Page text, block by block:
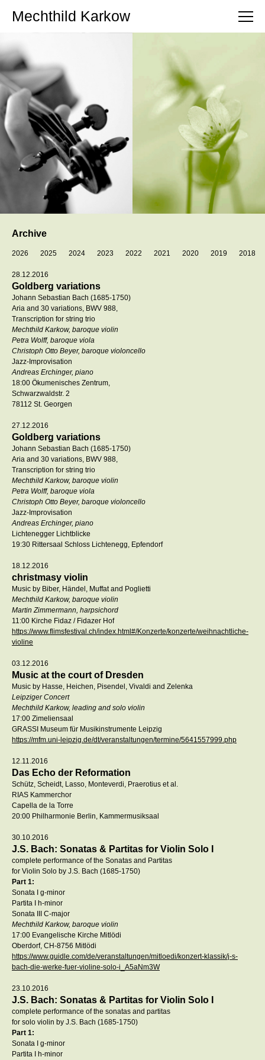
Mechthild Karkow
Archive
2026 2025 2024 2023 2022 2021 2020 2019 2018
28.12.2016
Goldberg variations
Johann Sebastian Bach (1685-1750)
Aria and 30 variations, BWV 988,
Transcription for string trio
Mechthild Karkow, baroque violin
Petra Wolff, baroque viola
Christoph Otto Beyer, baroque violoncello
Jazz-Improvisation
Andreas Erchinger, piano
18:00 Ökumenisches Zentrum,
Schwarzwaldstr. 2
78112 St. Georgen
27.12.2016
Goldberg variations
Johann Sebastian Bach (1685-1750)
Aria and 30 variations, BWV 988,
Transcription for string trio
Mechthild Karkow, baroque violin
Petra Wolff, baroque viola
Christoph Otto Beyer, baroque violoncello
Jazz-Improvisation
Andreas Erchinger, piano
Lichtenegger Lichtblicke
19:30 Rittersaal Schloss Lichtenegg, Epfendorf
18.12.2016
christmasy violin
Music by Biber, Händel, Muffat and Poglietti
Mechthild Karkow, baroque violin
Martin Zimmermann, harpsichord
11:00 Kirche Fidaz / Fidazer Hof
https://www.flimsfestival.ch/index.html#/Konzerte/konzerte/weihnachtliche-
violine
03.12.2016
Music at the court of Dresden
Music by Hasse, Heichen, Pisendel, Vivaldi and Zelenka
Leipziger Concert
Mechthild Karkow, leading and solo violin
17:00 Zimeliensaal
GRASSI Museum für Musikinstrumente Leipzig
https://mfm.uni-leipzig.de/dt/veranstaltungen/termine/5641557999.php
12.11.2016
Das Echo der Reformation
Schütz, Scheidt, Lasso, Monteverdi, Praerotius et al.
RIAS Kammerchor
Capella de la Torre
20:00 Philharmonie Berlin, Kammermusiksaal
30.10.2016
J.S. Bach: Sonatas & Partitas for Violin Solo I
complete performance of the Sonatas and Partitas
for Violin Solo by J.S. Bach (1685-1750)
Part 1:
Sonata I g-minor
Partita I h-minor
Sonata III C-major
Mechthild Karkow, baroque violin
17:00 Evangelische Kirche Mitlödi
Oberdorf, CH-8756 Mitlödi
https://www.guidle.com/de/veranstaltungen/mitloedi/konzert-klassik/j-s-
bach-die-werke-fuer-violine-solo-i_A5aNm3W
23.10.2016
J.S. Bach: Sonatas & Partitas for Violin Solo I
complete performance of the sonatas and partitas
for solo violin by J.S. Bach (1685-1750)
Part 1:
Sonata I g-minor
Partita I h-minor